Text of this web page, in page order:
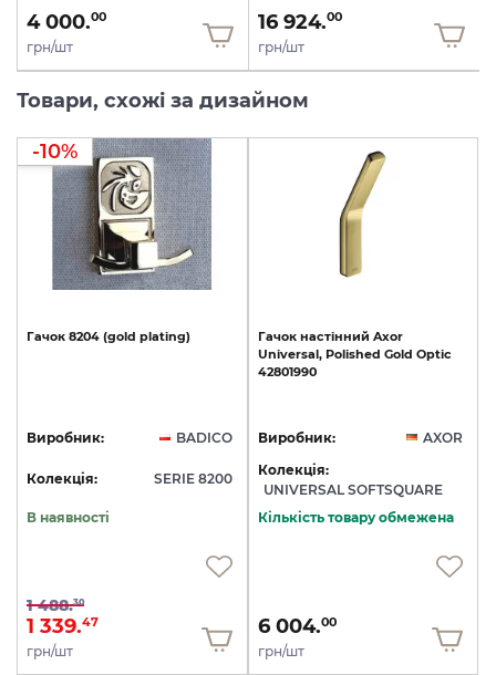
4 000.00
грн/шт
16 924.00
грн/шт
Товари, схожі за дизайном
-10%
Гачок 8204 (gold plating)
Виробник: BADICO
Колекція: SERIE 8200
В наявності
1 488.30
1 339.47
грн/шт
Гачок настінний Axor
Universal, Polished Gold Optic
42801990
Виробник:
AXOR
Колекція:
UNIVERSAL SOFTSQUARE
Кількість товару обмежена
6 004.00
грн/шт